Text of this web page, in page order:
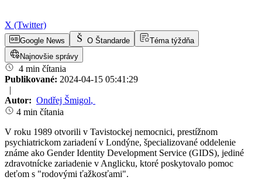
X (Twitter)
Google News O Štandarde
Téma týždňa
Najnovšie správy
4 min čítania
Publikované: 2024-04-15 05:41:29
|
Autor: Ondřej Šmigol,
4 min čítania
V roku 1989 otvorili v Tavistockej nemocnici, prestížnom
psychiatrickom zariadení v Londýne, špecializované oddelenie
známe ako Gender Identity Development Service (GIDS), jediné
zdravotnícke zariadenie v Anglicku, ktoré poskytovalo pomoc
deťom s "rodovými ťažkosťami".